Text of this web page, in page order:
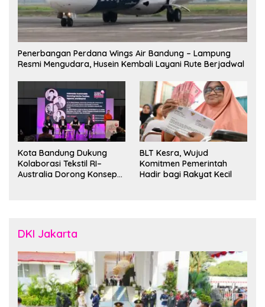
Penerbangan Perdana Wings Air Bandung – Lampung
Resmi Mengudara, Husein Kembali Layani Rute Berjadwal
Kota Bandung Dukung
Kolaborasi Tekstil RI–
Australia Dorong Konsep
BLT Kesra, Wujud
Komitmen Pemerintah
Hadir bagi Rakyat Kecil
DKI Jakarta